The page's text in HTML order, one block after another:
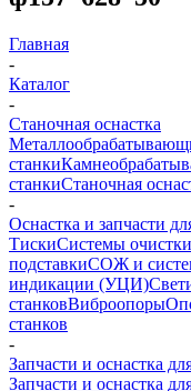
Главная
-
Каталог
-
Станочная оснастка
станки
станкиСтаночная
-
Оснастка и запчасти
ТискиСистемы
подставкиСОЖ и
индикации (УЦИ)
станковВиброопоры
станков
-
Запчасти и оснастка
Запчасти и оснастка